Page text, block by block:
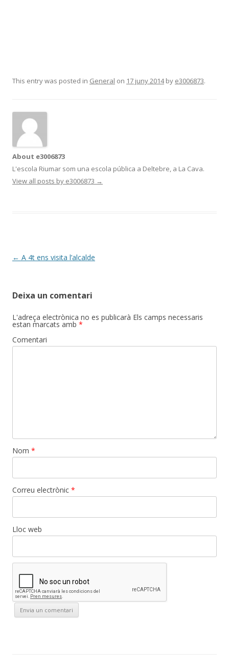
This entry was posted in General on 17 juny 2014by e3006873.
About e3006873
L'escola Riumar som una escola pública a Deltebre, a La Cava.
View all posts by e3006873 →
Post
← A 4t ens visita l’alcalde
Deixa un comentari
L'adreça electrònica no es publicarà Els camps necessaris
estan marcats amb *
Comentari
Nom *
Correu electrònic *
Lloc web